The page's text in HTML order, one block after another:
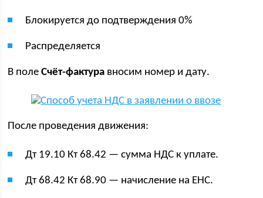
Блокируется до подтверждения 0%
Распределяется
В полеСчёт-фактура вносим номер и дату.
После проведения движения:
Дт 19.10 Кт 68.42 — сумма НДС к уплате.
Дт 68.42 Кт 68.90 — начисление на ЕНС.